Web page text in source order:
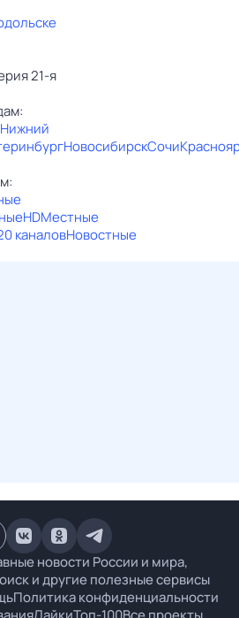
21-я
Нижний
НовосибирскСочи
HDМестные
каналовНовостные
новости России и мира,
и другие полезные сервисы
Политика конфиденциальности